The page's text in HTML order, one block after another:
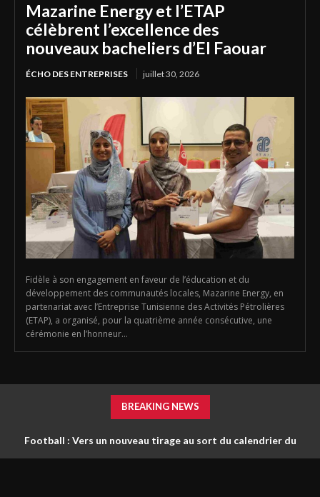
Mazarine Energy et l’ETAP
célèbrent l’excellence des
nouveaux bacheliers d’El Faouar
ÉCHO DES ENTREPRISES juillet 30, 2026
Fidèle à son engagement en faveur de l’éducation et du
développement des communautés locales, Mazarine Energy, en
partenariat avec l’Entreprise Tunisienne des Activités Pétrolières
(ETAP), a organisé, pour la quatrième année consécutive, une
cérémonie en l’honneur...
BREAKING NEWS
Football : Vers un nouveau tirage au sort du calendrier du